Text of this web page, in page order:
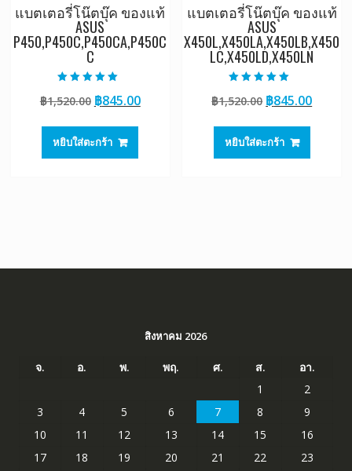
แบตเตอรี่โน๊ตบุ๊ค ของแท้
ASUS
P450,P450C,P450CA,P450C
C
5.00
ตั้งแต่ 1-5
฿1,520.00 Original
was:
฿1,520.00.
฿845.00Current
หยิบใส่ตะกร้า
แบตเตอรี่โน๊ตบุ๊ค ของแท้
ASUS
X450L,X450LA,X450LB,X450
LC,X450LD,X450LN
5.00
ตั้งแต่ 1-5
฿1,520.00 Original
was:
฿1,520.00.
฿845.00
หยิบใส่ตะกร้า
สิงหาคม 2026
จ. อ. พ. พฤ. ศ. ส.
อา.
1
2
3
4 5 6 7 8
9
10
11 12 13 14 15
16
17
18 19 20 21 22
23